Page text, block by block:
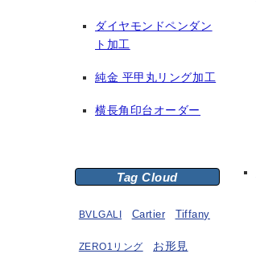
ダイヤモンドペンダン
ト加工
純金 平甲丸リング加工
横長角印台オーダー
Tag Cloud
BVLGALI Cartier Tiffany
ZERO1リング お形見